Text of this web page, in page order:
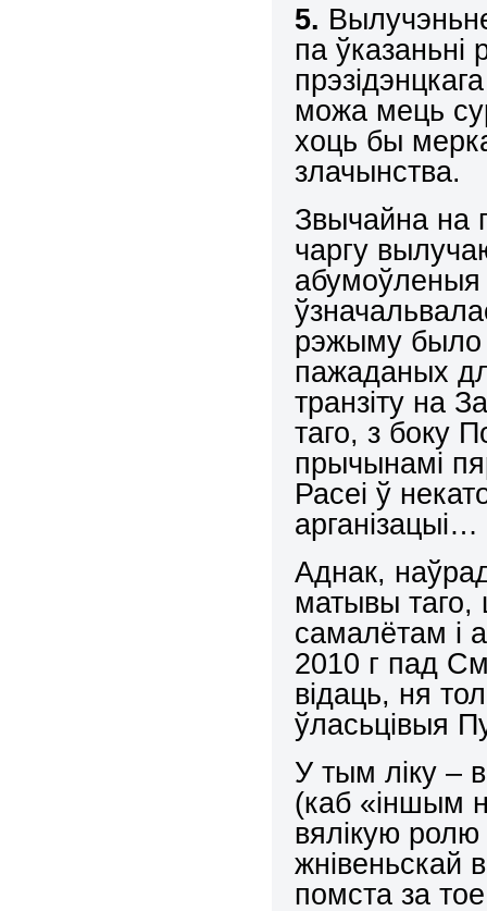
5.
па ўказаньні
можа мець
хоць бы
злачынства.
Звычайна на
чаргу
рэжыму было
пажаданых
транзіту на
таго, з боку
прычынамі
Расеі ў
арганізацыі…
Аднак,
матывы таго,
самалётам і
2010 г пад
відаць, ня
ўласьцівыя
У тым ліку –
(каб «іншым
вялікую
жнівеньскай
помста за